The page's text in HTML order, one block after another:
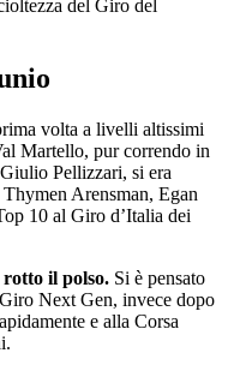
del Giro del
volta a livelli altissimi
Martello, pur correndo in
Pellizzari, si era
Arensman, Egan
10 al Giro d’Italia dei
rotto il polso. Si è pensato
Next Gen, invece dopo
e alla Corsa